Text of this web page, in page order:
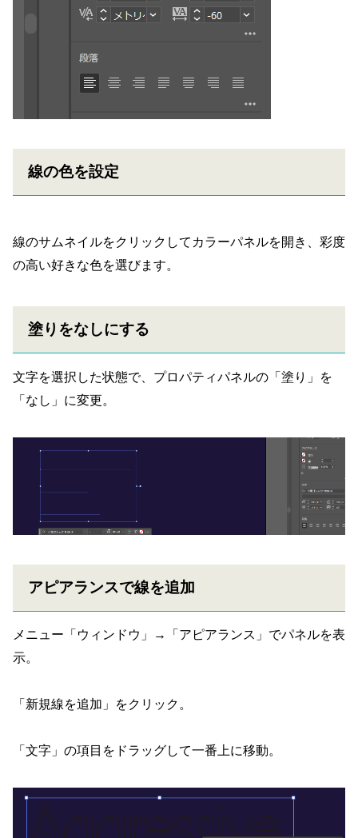
線の色を設定
線のサムネイルをクリックしてカラーパネルを開き、彩度
の高い好きな色を選びます。
塗りをなしにする
文字を選択した状態で、プロパティパネルの「塗り」を
「なし」に変更。
アピアランスで線を追加
メニュー「ウィンドウ」→「アピアランス」でパネルを表
示。
「新規線を追加」をクリック。
「文字」の項目をドラッグして一番上に移動。